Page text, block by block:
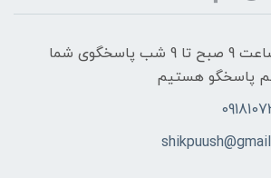
هفت روز هفته ،از ساعت 9 صبح تا 9 شب پاسخگوی شما
پاسخگو هستیم